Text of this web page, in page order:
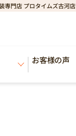
専門店 プロタイムズ古河店
お客様の声